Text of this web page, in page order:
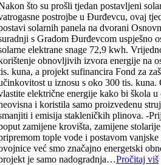
što su prošli tjedan postavljeni
postrojbe u Đurđevcu, ovaj
solarnih panela na dvorani
s Gradom Đurđevcom uspješno
elektrane snage 72,9 kwh.
obnovljivih izvora energije na
kuna, a projekt sufinancira Fond za
u iznosu s oko 300 tis.
električne energije kako bi škola
i koristila samo proizvedenu
i emisija stakleničkih plinova. -
zamijene krovišta, zamijene
tople vode i postavom
već smo značajno energetski
je samo nadogradnja…Pročitaj viš